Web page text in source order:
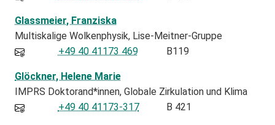
Glassmeier, Franziska
Multiskalige Wolkenphysik, Lise-Meitner-Gruppe
+49 40 41173 469
B119
Glöckner, Helene Marie
IMPRS Doktorand*innen Globale Zirkulation und Klima
+49 40 41173-317
B 421